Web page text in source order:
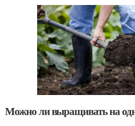
Можно ли выращивать на